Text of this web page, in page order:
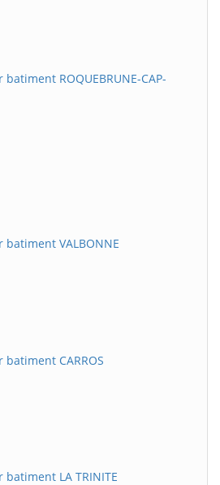
ROQUEBRUNE-CAP-
VALBONNE
CARROS
LA TRINITE